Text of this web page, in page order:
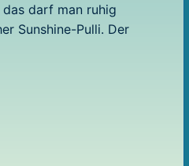
darf man ruhig
Sunshine-Pulli. Der